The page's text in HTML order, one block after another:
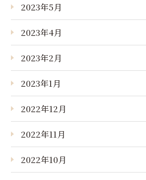
2023年5月
2023年4月
2023年2月
2023年1月
2022年12月
2022年11月
2022年10月